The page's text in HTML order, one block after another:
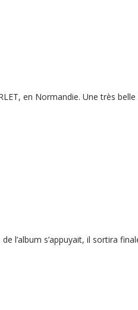
en Normandie. Une très
l’album s’appuyait, il sortira